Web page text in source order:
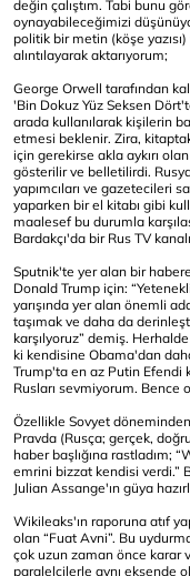
değin çalıştım. Tabi bunu
oynayabileceğimizi
politik bir metin (köşe
alıntılayarak aktarıyorum;
George Orwell tarafından
'Bin Dokuz Yüz Seksen
arada kullanılarak kişilerin
etmesi beklenir. Zira,
için gerekirse akla aykırı
gösterilir ve belletilirdi.
yapımcıları ve gazetecileri
yaparken bir el kitabı gibi
maalesef bu durumla
Bardakçı'da bir Rus TV
Sputnik'te yer alan bir
Donald Trump için:
yarışında yer alan önemli
taşımak ve daha da
karşılyoruz” demiş.
ki kendisine Obama'dan
Trump'ta en az Putin Efendi
Rusları sevmiyorum. Bence
Özellikle Sovyet
Pravda (Rusça; gerçek,
haber başlığına rastladım;
emrini bizzat kendisi verdi.”
Julian Assange'ın güya
Wikileaks'ın raporuna atıf
olan “Fuat Avni”. Bu
çok uzun zaman önce karar
paralelcilerle aynı eksende